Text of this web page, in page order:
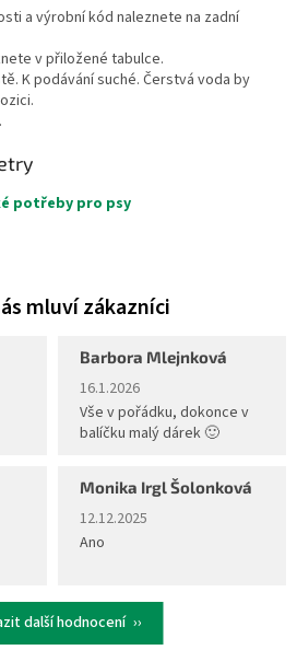
a výrobní kód naleznete na zadní
v přiložené tabulce.
K podávání suché. Čerstvá voda by
potřeby pro psy
5 hvězdiček.
Barbora Mlejnková
Hodnocení obchodu je 5 z 5
16.1.2026
Vše v pořádku, dokonce v
balíčku malý dárek 🙂
5 hvězdiček.
Monika Irgl Šolonková
Hodnocení obchodu je 5 z 5
12.12.2025
Ano
další hodnocení